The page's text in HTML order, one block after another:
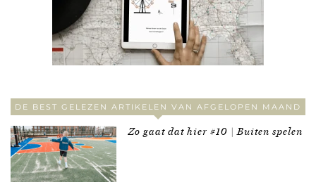
DE BEST GELEZEN ARTIKELEN VAN AFGELOPEN MAAND
Zo gaat dat hier #10 | Buiten spelen